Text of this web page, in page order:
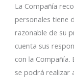
La Compañía
personales tiene
razonable de su
cuenta sus
con la
se podrá realizar